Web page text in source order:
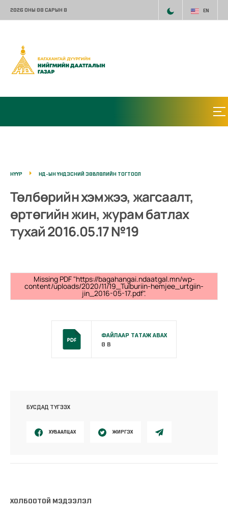
2026 ОНЫ 08 САРЫН 8 EN
НҮҮР НД-ЫН ҮНДЭСНИЙ ЗӨВЛӨЛИЙН ТОГТООЛ
Төлбөрийн хэмжээ, жагсаалт,
өртөгийн жин, журам батлах
тухай 2016.05.17 №19
Missing PDF "https://bagahangai.ndaatgal.mn/wp-
content/uploads/2020/11/19_Tulburiin-hemjee_urtgiin-
jin_2016-05-17.pdf".
ФАЙЛААР ТАТАЖ АВАХ
0 B
БУСДАД ТҮГЭЭХ
ХУВААЛЦАХ ЖИРГЭХ
ХОЛБООТОЙ МЭДЭЭЛЭЛ